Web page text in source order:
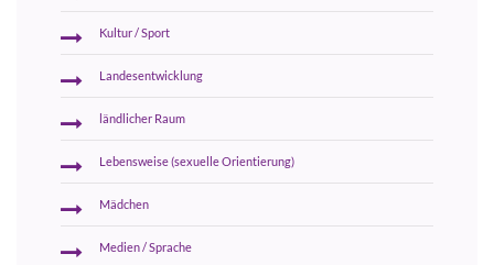
Kultur / Sport
Landesentwicklung
ländlicher Raum
Lebensweise (sexuelle Orientierung)
Mädchen
Medien / Sprache